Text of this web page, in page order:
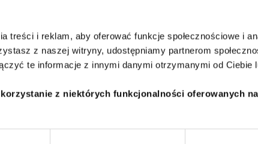
treści i reklam, aby oferować funkcje społecznościowe i
z naszej witryny, udostępniamy partnerom
te informacje z innymi danymi otrzymanymi od Ciebie
z niektórych funkcjonalności oferowanych